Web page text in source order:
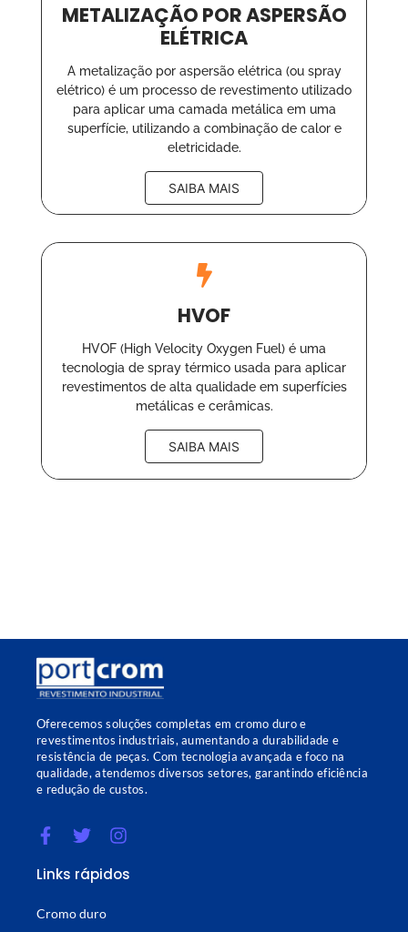
METALIZAÇÃO POR ASPERSÃO
ELÉTRICA
A metalização por aspersão elétrica (ou spray
elétrico) é um processo de revestimento utilizado
para aplicar uma camada metálica em uma
superfície, utilizando a combinação de calor e
eletricidade.
SAIBA MAIS
HVOF
HVOF (High Velocity Oxygen Fuel) é uma
tecnologia de spray térmico usada para aplicar
revestimentos de alta qualidade em superfícies
metálicas e cerâmicas.
SAIBA MAIS
Oferecemos soluções completas em cromo duro e
revestimentos industriais, aumentando a durabilidade e
resistência de peças. Com tecnologia avançada e foco na
qualidade, atendemos diversos setores, garantindo eficiência
e redução de custos.
Links rápidos
Cromo duro